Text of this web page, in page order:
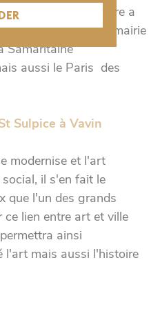
son architecture a
construction de la mairie
Samaritaine
aussi le Paris des
Sulpice à Vavin
modernise et l'art
il s'en fait le
que l'un des grands
lien entre art et ville
ainsi
l'art mais aussi l'histoire